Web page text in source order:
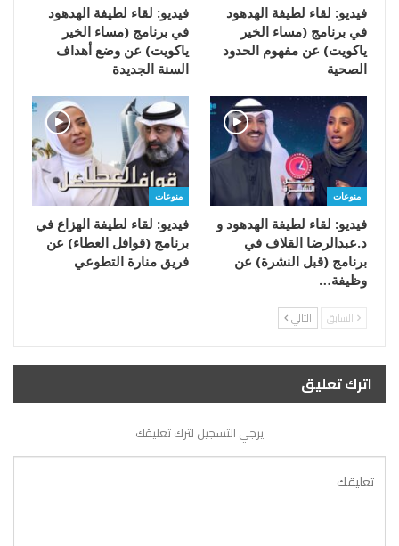
فيديو: لقاء لطيفة الهدهود
في برنامج (مساء الخير
ياكويت) عن مفهوم الحدود
الصحية
فيديو: لقاء لطيفة الهدهود
في برنامج (مساء الخير
ياكويت) عن وضع أهداف
السنة الجديدة
منوعات
فيديو: لقاء لطيفة الهدهود و
د.عبدالرضا القلاف في
برنامج (قبل النشرة) عن
وظيفة…
منوعات
فيديو: لقاء لطيفة الهزاع في
برنامج (قوافل العطاء) عن
فريق منارة التطوعي
السابق التالي
اترك تعليق
يرجي التسجيل لترك تعليقك